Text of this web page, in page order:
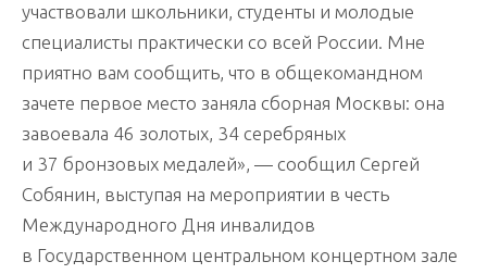
участвовали школьники, студенты и молодые
специалисты практически со всей России. Мне
приятно вам сообщить, что в общекомандном
зачете первое место заняла сборная Москвы: она
завоевала 46 золотых, 34 серебряных
и 37 бронзовых медалей», — сообщил Сергей
Собянин, выступая на мероприятии в честь
Международного Дня инвалидов
в Государственном центральном концертном зале